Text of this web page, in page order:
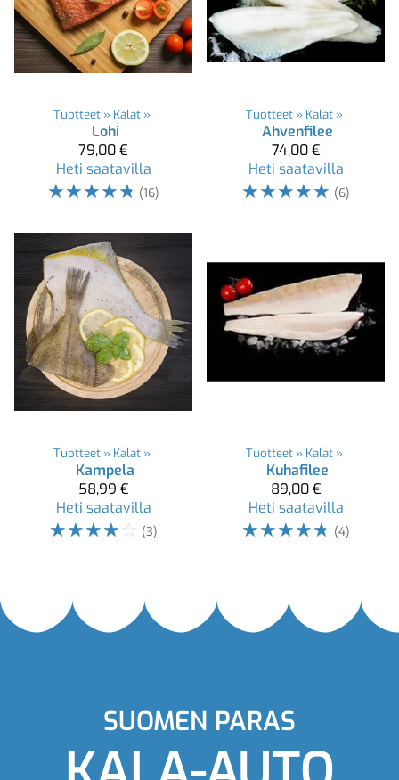
Tuotteet ‪» Kalat ‪»
Lohi
79,00 €
Heti saatavilla
☆☆☆☆☆ (16)
Tuotteet ‪» Kalat ‪»
Ahvenfilee
74,00 €
Heti saatavilla
☆☆☆☆☆ (6)
Tuotteet ‪» Kalat ‪»
Kampela
58,99 €
Heti saatavilla
☆☆☆☆☆ (3)
Tuotteet ‪» Kalat ‪»
Kuhafilee
89,00 €
Heti saatavilla
☆☆☆☆☆ (4)
SUOMEN PARAS